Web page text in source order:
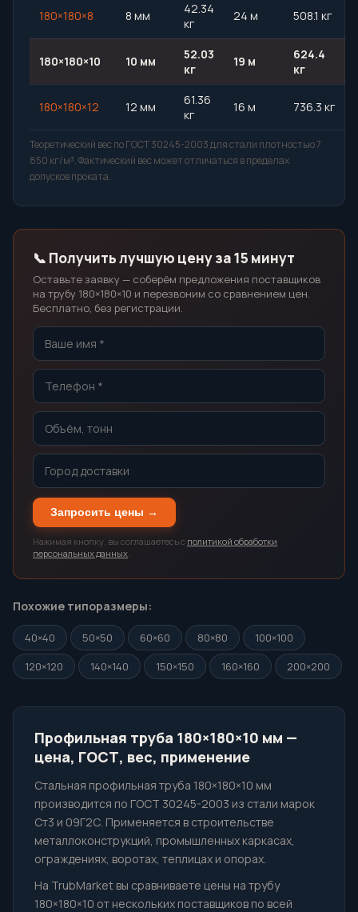
180×180×8 8 мм
42.34
кг
24 м 508.1 кг
180×180×10 10 мм
52.03
кг
19 м
624.4
кг
180×180×12 12 мм
61.36
кг
16 м 736.3 кг
Теоретический вес по ГОСТ 30245-2003 для стали плотностью 7
850 кг/м³. Фактический вес может отличаться в пределах
допусков проката.
📞 Получить лучшую цену за 15 минут
Оставьте заявку — соберём предложения поставщиков
на трубу 180×180×10 и перезвоним со сравнением цен.
Бесплатно, без регистрации.
Запросить цены →
Нажимая кнопку, вы соглашаетесь с политикой обработки
персональных данных.
Похожие типоразмеры:
40×40 50×50 60×60 80×80
100×100
120×120
140×140 150×150 160×160 200×200
Профильная труба 180×180×10 мм —
цена, ГОСТ, вес, применение
Стальная профильная труба 180×180×10 мм
производится по ГОСТ 30245-2003 из стали марок
Ст3 и 09Г2С. Применяется в строительстве
металлоконструкций, промышленных каркасах,
ограждениях, воротах, теплицах и опорах.
На TrubMarket вы сравниваете цены на трубу
180×180×10 от нескольких поставщиков по всей